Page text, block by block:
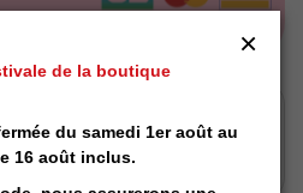
en ligne
préparons
de la boutique
du samedi 1er août au
16 août inclus.
×